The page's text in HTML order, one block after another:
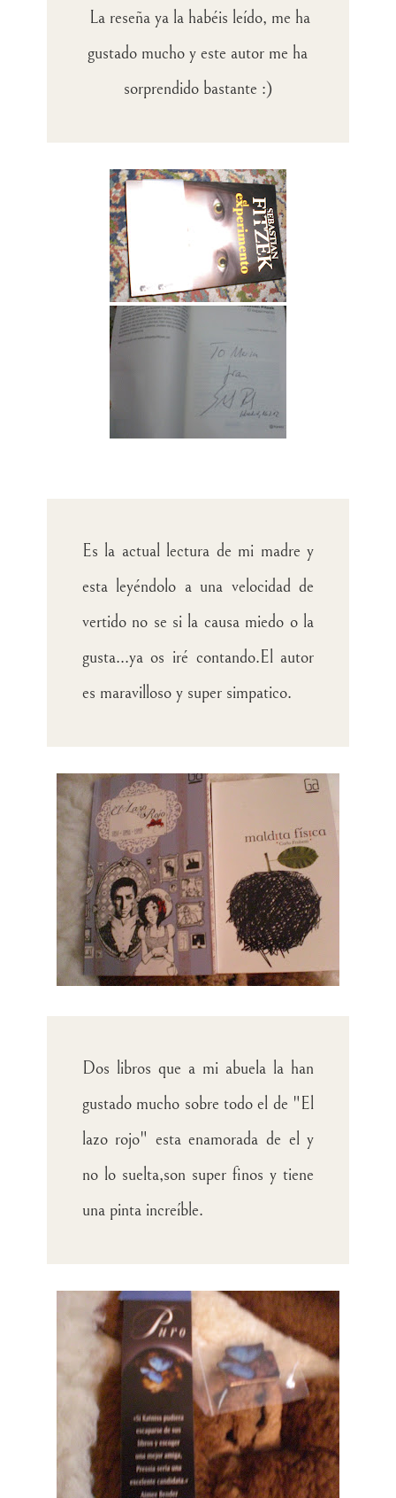
La reseña ya la habéis leído, me ha
gustado mucho y este autor me ha
sorprendido bastante :)
Es la actual lectura de mi madre y
esta leyéndolo a una velocidad de
vertido no se si la causa miedo o la
gusta...ya os iré contando.El autor
es maravilloso y super simpatico.
Dos libros que a mi abuela la han
gustado mucho sobre todo el de "El
lazo rojo" esta enamorada de el y
no lo suelta,son super finos y tiene
una pinta increíble.